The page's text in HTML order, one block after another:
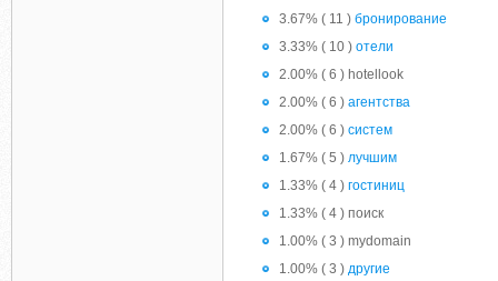
3.67% ( 11 ) бронирование
3.33% ( 10 ) отели
2.00% ( 6 ) hotellook
2.00% ( 6 ) агентства
2.00% ( 6 ) систем
1.67% ( 5 ) лучшим
1.33% ( 4 ) гостиниц
1.33% ( 4 ) поиск
1.00% ( 3 ) mydomain
1.00% ( 3 ) другие